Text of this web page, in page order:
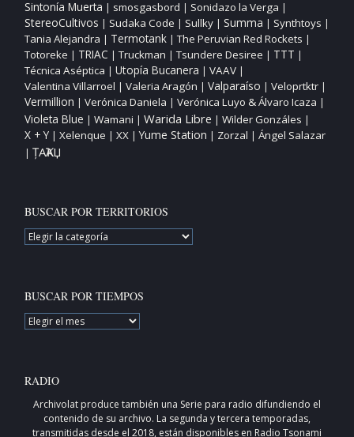
Sintonía Muerta | smosgasbord | Sonidazo la Verga |
StereoCultivos | Sudaka Code | Sullky| Summa | Synthtoys |
Tania Alejandra | Termotank| The Peruvian Red Rockets |
Totoreke | TRIAC | Truckman | Tsundere Desiree | TTT |
Técnica Aséptica | Utopía Bucanera | VAAV|
Valentina Villarroel | Valeria Aragón | Valparaíso | Veloprtktr|
Vermillion | Verónica Daniela | Verónica Luyo & Álvaro Icaza |
Violeta Blue | Wamani | Warida Libre | Wilder Gonzáles |
X + Y| Xelenque | XX| Yume Station | Zorzal | Ángel Salazar
| ȚAҠAЏ
BUSCAR POR TERRITORIOS
BUSCAR
POR
BUSCAR POR TIEMPOS
BUSCAR
POR
RADIO
Archivolat produce también una Serie para radio difundiendo el
contenido de su archivo. La segunda y tercera temporadas,
transmitidas desde el 2018, están disponibles en Radio Tsonami